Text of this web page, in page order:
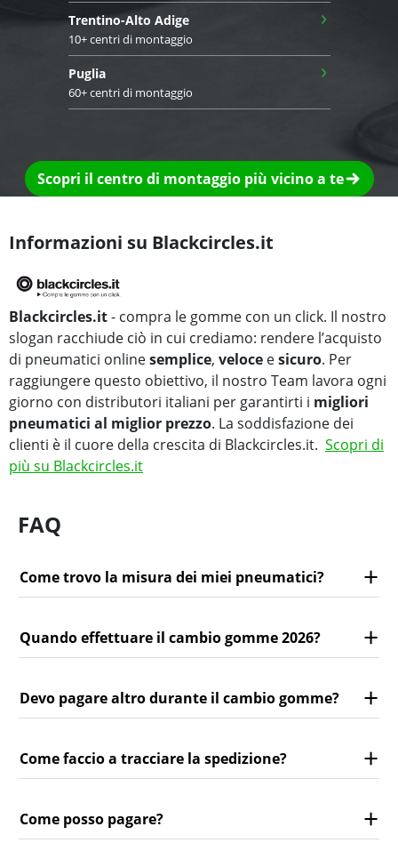
Trentino-Alto Adige
10+ centri di montaggio
›
Puglia
60+ centri di montaggio
›
Scopri il centro di montaggio più vicino a te
Informazioni su Blackcircles.it
Blackcircles.it- compra le gomme con un click. Il nostro
slogan racchiude ciò in cui crediamo: rendere l’acquisto
di pneumatici onlinesemplice, veloce esicuro. Per
raggiungere questo obiettivo, il nostro Team lavora ogni
giorno con distributori italiani per garantirti i migliori
pneumatici al miglior prezzo. La soddisfazione dei
clienti è il cuore della crescita di Blackcircles.it. Scopri di
più su Blackcircles.it
FAQ
Come trovo la misura dei miei pneumatici?
Quando effettuare il cambio gomme 2026?
Devo pagare altro durante il cambio gomme?
Come faccio a tracciare la spedizione?
Come posso pagare?